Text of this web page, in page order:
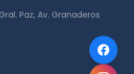
Paz, Av. Granaderos